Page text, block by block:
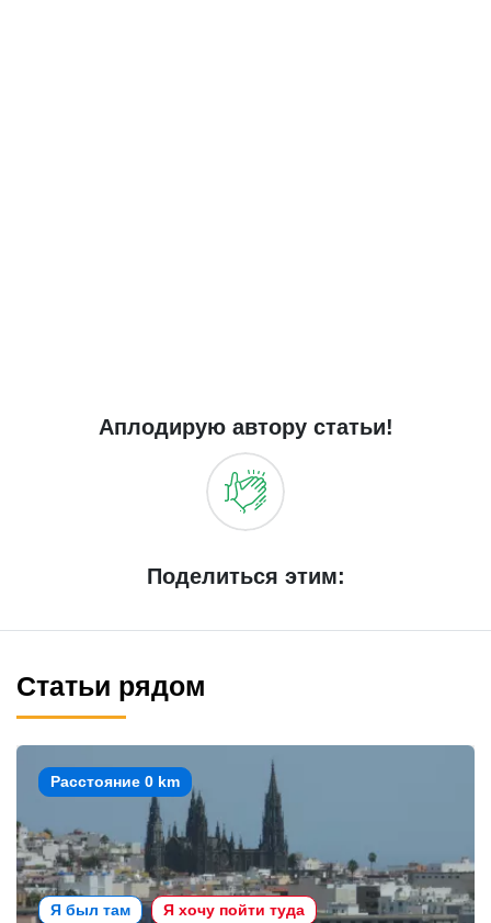
Аплодирую автору статьи!
Поделиться этим:
Статьи рядом
Расстояние 0 km
Я был там Я хочу пойти туда